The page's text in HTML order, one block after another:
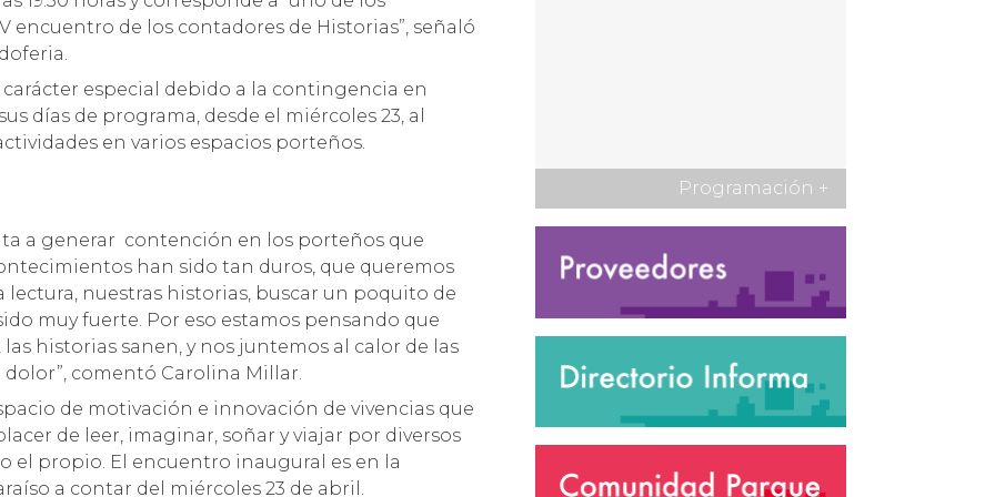
encuentro de los contadores de Historias”, señaló
especial debido a la contingencia en
días de programa, desde el miércoles 23, al
en varios espacios porteños.
a generar contención en los porteños que
han sido tan duros, que queremos
nuestras historias, buscar un poquito de
muy fuerte. Por eso estamos pensando que
historias sanen, y nos juntemos al calor de las
comentó Carolina Millar.
de motivación e innovación de vivencias que
de leer, imaginar, soñar y viajar por diversos
el propio. El encuentro inaugural es en la
a contar del miércoles 23 de abril.
Programación +